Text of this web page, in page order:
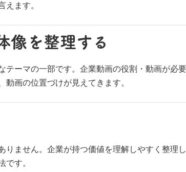
えます。
像を整理する
ーマの一部です。企業動画の役割・動画が必
画の位置づけが見えてきます。
りません。企業が持つ価値を理解しやすく整理
です。